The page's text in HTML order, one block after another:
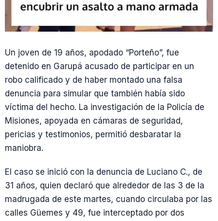
Un joven de 19 años, apodado “Porteño”, fue
detenido en Garupá acusado de participar en un
robo calificado y de haber montado una falsa
denuncia para simular que también había sido
víctima del hecho. La investigación de la Policía de
Misiones, apoyada en cámaras de seguridad,
pericias y testimonios, permitió desbaratar la
maniobra.
El caso se inició con la denuncia de Luciano C., de
31 años, quien declaró que alrededor de las 3 de la
madrugada de este martes, cuando circulaba por las
calles Güemes y 49, fue interceptado por dos